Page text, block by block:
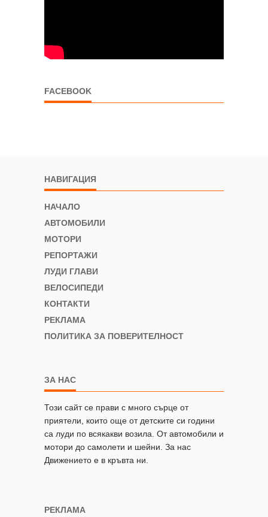
FACEBOOK
НАВИГАЦИЯ
НАЧАЛО
АВТОМОБИЛИ
МОТОРИ
РЕПОРТАЖИ
ЛУДИ ГЛАВИ
ВЕЛОСИПЕДИ
КОНТАКТИ
РЕКЛАМА
ПОЛИТИКА ЗА ПОВЕРИТЕЛНОСТ
ЗА НАС
Този сайт се прави с много сърце от
приятели, които още от детските си години
са луди по всякакви возила. От автомобили и
мотори до самолети и шейни. За нас
Движението е в кръвта ни.
РЕКЛАМА